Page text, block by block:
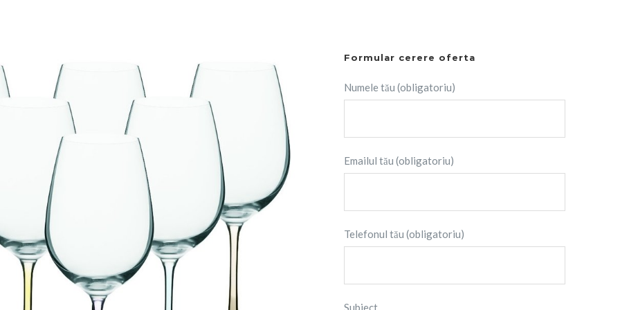
Formular cerere oferta
Numele tău (obligatoriu)
Emailul tău (obligatoriu)
Telefonul tău (obligatoriu)
Subiect